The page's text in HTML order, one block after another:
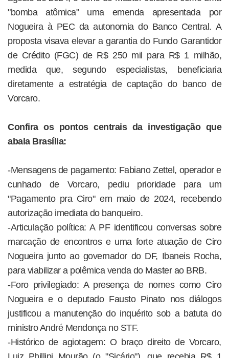
"bomba atômica" uma emenda apresentada por
Nogueira à PEC da autonomia do Banco Central. A
proposta visava elevar a garantia do Fundo Garantidor
de Crédito (FGC) de R$ 250 mil para R$ 1 milhão,
medida que, segundo especialistas, beneficiaria
diretamente a estratégia de captação do banco de
Vorcaro.
Confira os pontos centrais da investigação que
abala Brasília:
-Mensagens de pagamento: Fabiano Zettel, operador e
cunhado de Vorcaro, pediu prioridade para um
"Pagamento pra Ciro" em maio de 2024, recebendo
autorização imediata do banqueiro.
-Articulação política: A PF identificou conversas sobre
marcação de encontros e uma forte atuação de Ciro
Nogueira junto ao governador do DF, Ibaneis Rocha,
para viabilizar a polêmica venda do Master ao BRB.
-Foro privilegiado: A presença de nomes como Ciro
Nogueira e o deputado Fausto Pinato nos diálogos
justificou a manutenção do inquérito sob a batuta do
ministro André Mendonça no STF.
-Histórico de agiotagem: O braço direito de Vorcaro,